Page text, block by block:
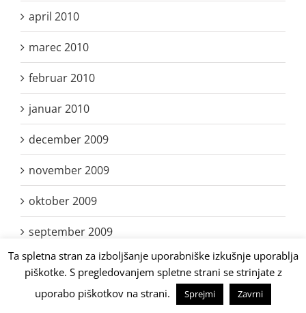
april 2010
marec 2010
februar 2010
januar 2010
december 2009
november 2009
oktober 2009
september 2009
avgust 2009
julij 2009
Ta spletna stran za izboljšanje uporabniške izkušnje uporablja
piškotke. S pregledovanjem spletne strani se strinjate z
uporabo piškotkov na strani.
Sprejmi Zavrni